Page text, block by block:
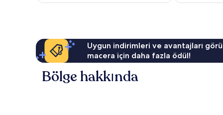
Uygun indirimleri ve avantajları
macera için daha fazla ödül!
Bölge hakkında